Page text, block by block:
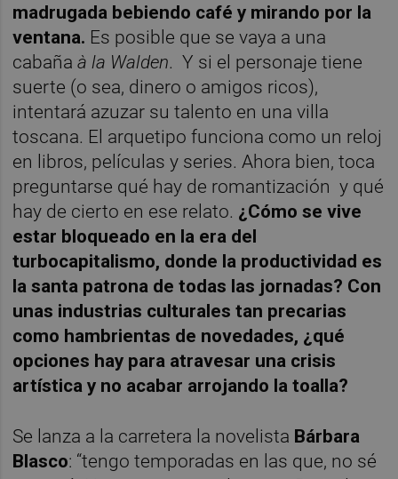
madrugada bebiendo café y mirando por la
ventana. Es posible que se vaya a una
cabañaà la Walden. Y si el personaje tiene
suerte (o sea, dinero o amigos ricos),
intentará azuzar su talento en una villa
toscana. El arquetipo funciona como un reloj
en libros, películas y series. Ahora bien, toca
preguntarse qué hay de romantización y qué
hay de cierto en ese relato. ¿Cómo se vive
estar bloqueado en la era del
turbocapitalismo, donde la productividad es
la santa patrona de todas las jornadas? Con
unas industrias culturales tan precarias
como hambrientas de novedades, ¿qué
opciones hay para atravesar una crisis
artística y no acabar arrojando la toalla?
Se lanza a la carretera la novelista Bárbara
Blasco: “tengo temporadas en las que, no sé